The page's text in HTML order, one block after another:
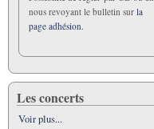
nous revoyant le bulletin sur la
page adhésion.
Les concerts
Voir plus...